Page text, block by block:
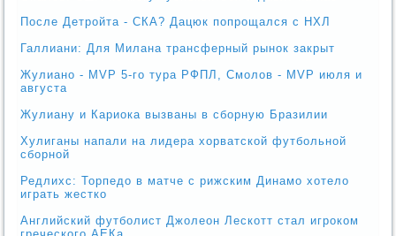
После Детройта - СКА? Дацюк попрощался с НХЛ
Галлиани: Для Милана трансферный рынок закрыт
Жулиано - MVP 5-го тура РФПЛ, Смолов - MVP июля и
августа
Жулиану и Кариока вызваны в сборную Бразилии
Хулиганы напали на лидера хорватской футбольной
сборной
Редлихс: Торпедо в матче с рижским Динамо хотело
играть жестко
Английский футболист Джолеон Лескотт стал игроком